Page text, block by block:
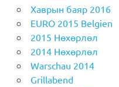
Хаврын баяр 2016
EURO 2015 Belgien
2015 Нөхөрлөл
2014 Нөхөрлөл
Warschau 2014
Grillabend